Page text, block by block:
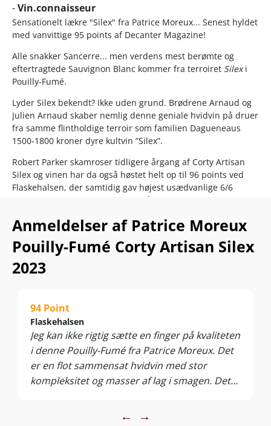
-Vin.connaisseur
Sensationelt lækre "Silex" fra Patrice Moreux... Senest hyldet
med vanvittige 95 points af Decanter Magazine!
Alle snakker Sancerre... men verdens mest berømte og
eftertragtede Sauvignon Blanc kommer fra terroiret Silexi
Pouilly-Fumé.
Lyder Silex bekendt? Ikke uden grund. Brødrene Arnaud og
Julien Arnaud skaber nemlig denne geniale hvidvin på druer
fra samme flintholdige terroir som familien Dagueneaus
1500-1800 kroner dyre kultvin ”Silex”.
Robert Parker skamroser tidligere årgang af Corty Artisan
Silex og vinen har da også høstet helt op til 96 points ved
Flaskehalsen, der samtidig gav højest usædvanlige 6/6
value-stjerner. Selvom druerne håndhøstet fra vinstokke
hvor alle kan være med.
Det her er biodynamisk inspireret, spontangæret terroirvin
af den pureste rene og mest mineralske slags. Nu starter
rivegildet om vores alt for få flasker i årgang 2023. Det her er
Nyd den til dampede fisk og skaldyr, sushi, østers, fjerkræ,
asparges, friske grøntsagsretter, fjerkræ og pikante oste.
Servér ved 10-12°C.
Anmeldelser af Patrice Moreux
Pouilly-Fumé Corty Artisan Silex
2023
94 Point
Flaskehalsen
Jeg kan ikke rigtig sætte en finger på kvaliteten
i denne Pouilly-Fumé fra Patrice Moreux. Det
er en flot sammensat hvidvin med stor
kompleksitet og masser af lag i smagen. Det
← →